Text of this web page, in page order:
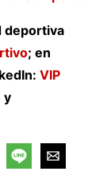
deportiva
; en
VIP
y